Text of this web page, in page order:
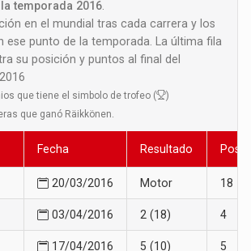
temporada 2016
en el mundial tras cada carrera y los
ese punto de la temporada. La última fila
su posición y puntos al final del
que tiene el simbolo de trofeo (
)
que ganó Räikkönen.
Fecha Resultado
20/03/2016 Motor 18
03/04/2016 2 (18) 4
17/04/2016 5 (10) 5